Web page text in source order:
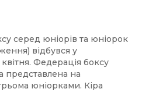
серед юніорів та юніорок
відбувся у
Федерація боксу
представлена на
юніорками. Кіра